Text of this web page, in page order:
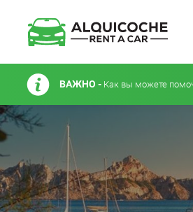
ВАЖНО - Как вы можете